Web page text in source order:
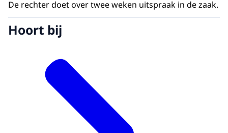
De rechter doet over twee weken uitspraak in de zaak.
Hoort bij